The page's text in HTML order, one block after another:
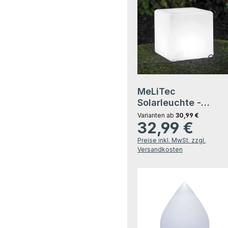
MeLiTec
Solarleuchte -
mehrfarbige
Bodenbeleuchtung
für Garten, Balkon &
Terrasse - Solar-
Leuchtdauer - 30
cm - inkl. Akku -
Kunststoff - Würfel -
LK04-6
Varianten ab 30,99 €
Regulärer Preis:
32,99 €
Preise inkl. MwSt. zzgl.
Versandkosten